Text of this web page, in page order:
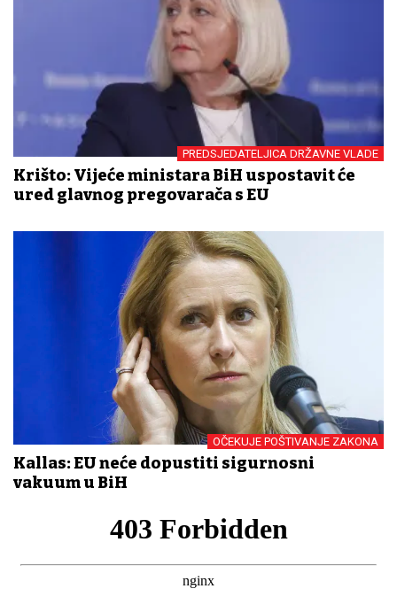
PREDSJEDATELJICA DRŽAVNE VLADE
Krišto: Vijeće ministara BiH uspostavit će
ured glavnog pregovarača s EU
OČEKUJE POŠTIVANJE ZAKONA
Kallas: EU neće dopustiti sigurnosni
vakuum u BiH